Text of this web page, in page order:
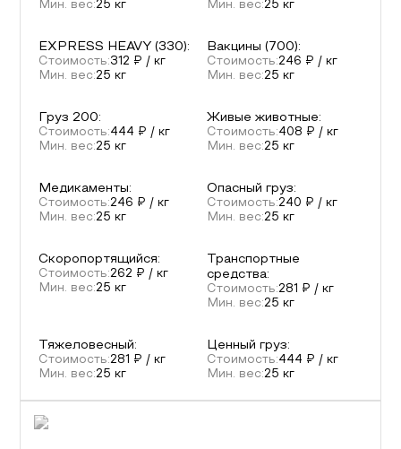
Мин. вес:25 кг
Мин. вес:25 кг
EXPRESS HEAVY (330):
Стоимость:312 ₽ / кг
Мин. вес:25 кг
Вакцины (700):
Стоимость:246 ₽ / кг
Мин. вес:25 кг
Груз 200:
Стоимость:444 ₽ / кг
Мин. вес:25 кг
Живые животные:
Стоимость:408 ₽ / кг
Мин. вес:25 кг
Медикаменты:
Стоимость:246 ₽ / кг
Мин. вес:25 кг
Опасный груз:
Стоимость:240 ₽ / кг
Мин. вес:25 кг
Скоропортящийся:
Стоимость:262 ₽ / кг
Мин. вес:25 кг
Транспортные
средства:
Стоимость:281
₽ / кг
Мин. вес:25 кг
Тяжеловесный:
Стоимость:281
₽ / кг
Мин. вес:25 кг
Ценный груз:
Стоимость:444 ₽ / кг
Мин. вес:25 кг